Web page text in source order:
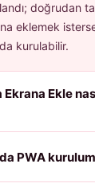
doğrudan
eklemek
kurulabilir.
Ekle
PWA